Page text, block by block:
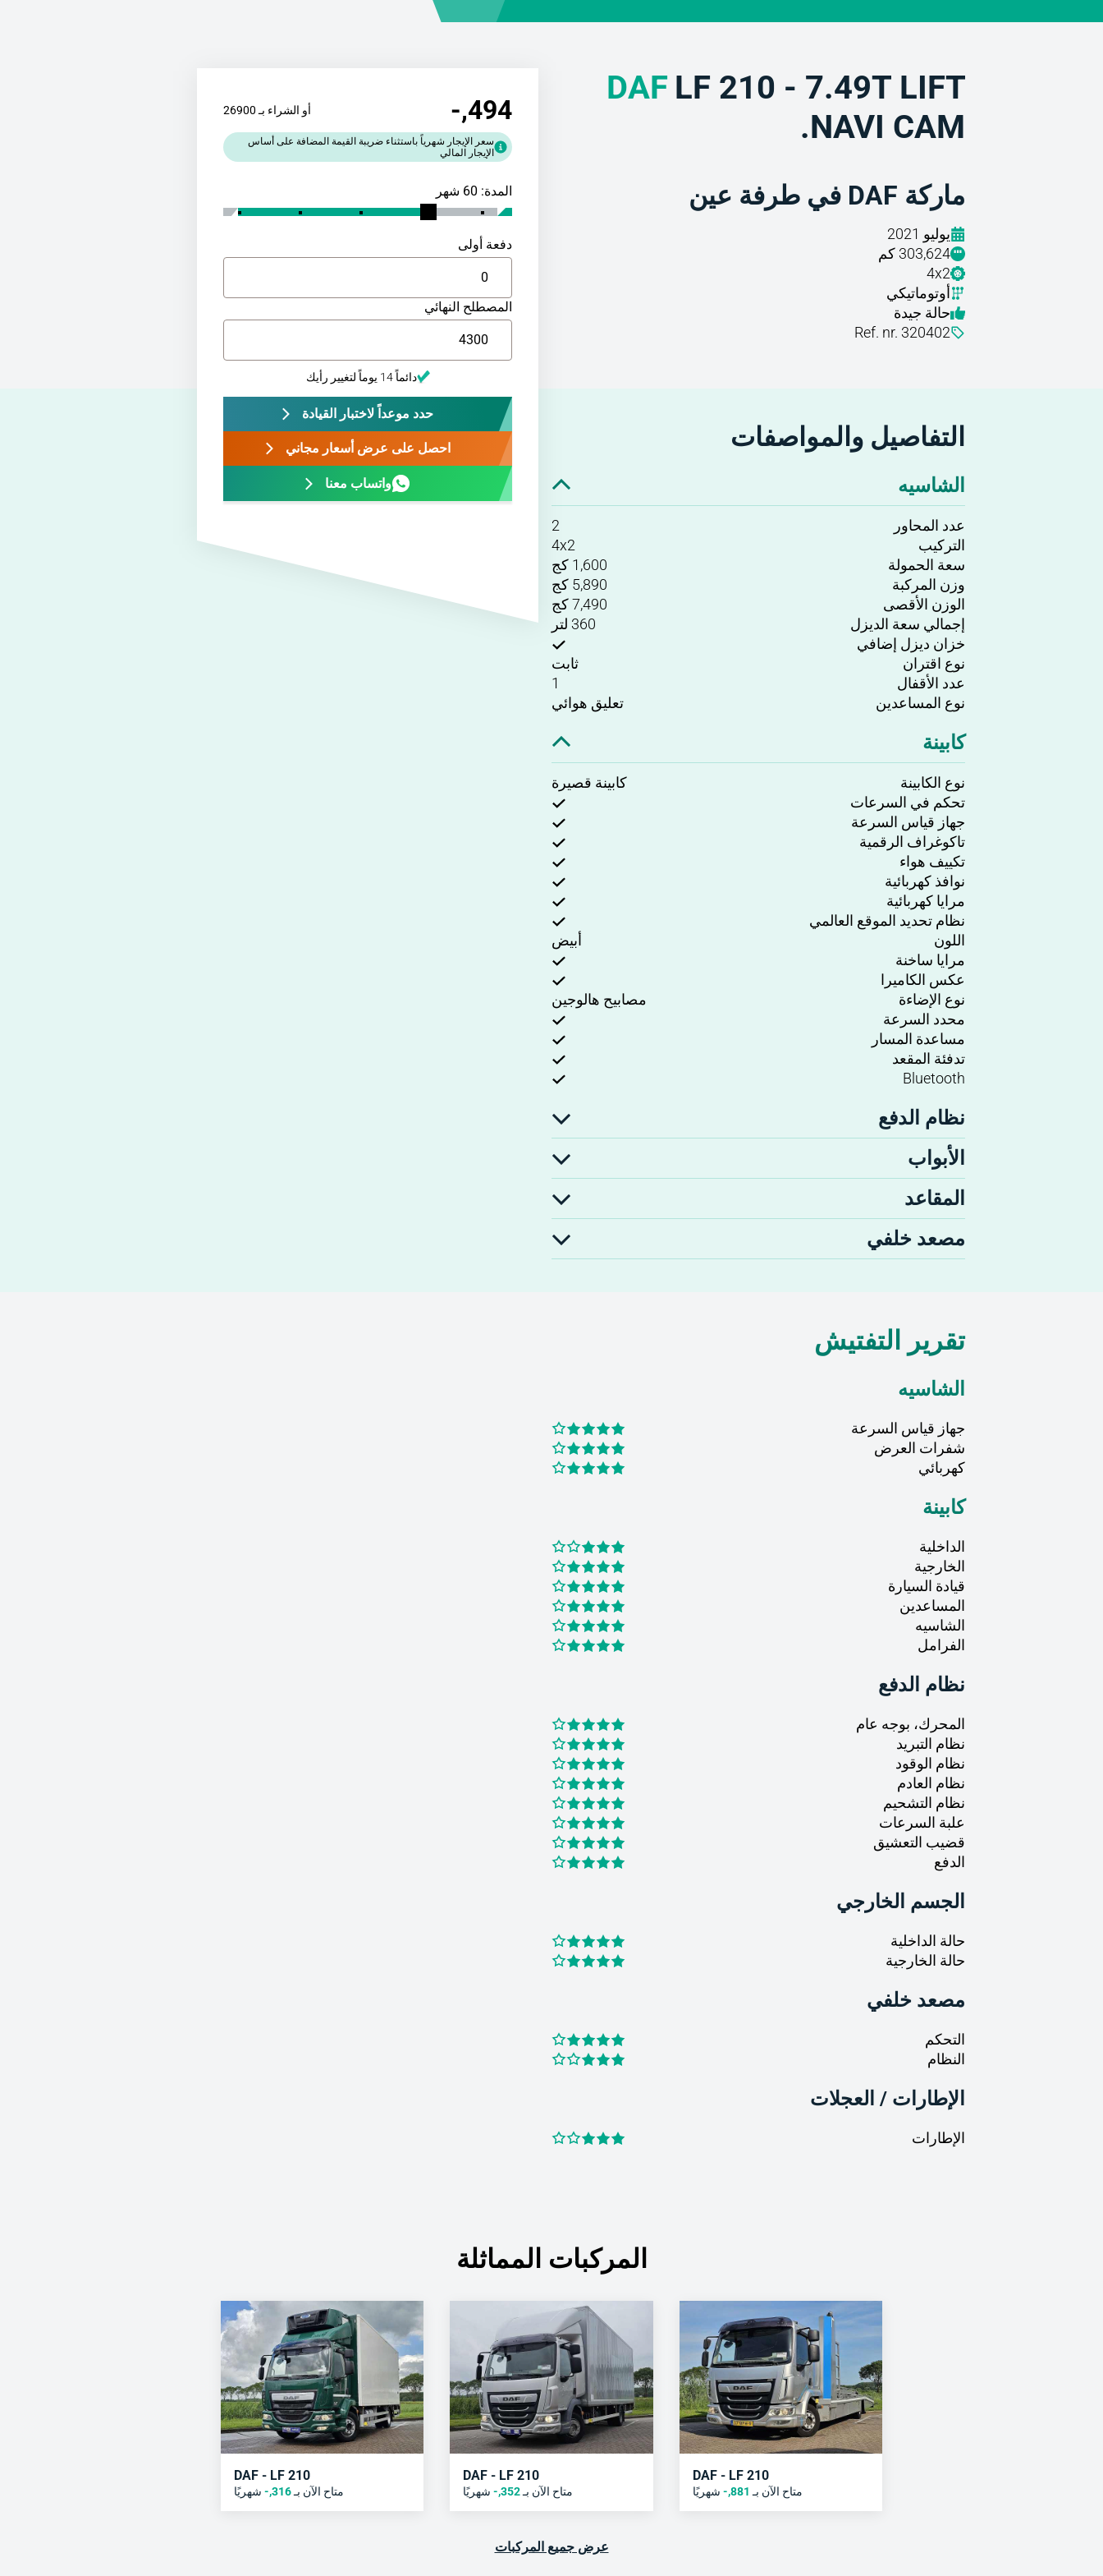
DAF LF 210 - 7.49T LIFT
NAVI CAM.
ماركة DAF في طرفة عين
يوليو 2021
303,624 كم
4x2
أوتوماتيكي
حالة جيدة
Ref. nr. 320402
التفاصيل والمواصفات
الشاسيه
عدد المحاور
2
التركيب
4x2
سعة الحمولة
1,600 كج
وزن المركبة
5,890 كج
الوزن الأقصى
7,490 كج
إجمالي سعة الديزل
360 لتر
خزان ديزل إضافي
نوع اقتران
ثابت
عدد الأقفال
1
نوع المساعدين
تعليق هوائي
كابينة
نوع الكابينة
كابينة قصيرة
تحكم في السرعات
جهاز قياس السرعة
تاكوغراف الرقمية
تكييف هواء
نوافذ كهربائية
مرايا كهربائية
نظام تحديد الموقع العالمي
اللون
أبيض
مرايا ساخنة
عكس الكاميرا
نوع الإضاءة
مصابيح هالوجين
محدد السرعة
مساعدة المسار
تدفئة المقعد
Bluetooth
نظام الدفع
الأبواب
المقاعد
مصعد خلفي
تقرير التفتيش
الشاسيه
جهاز قياس السرعة
شفرات العرض
كهربائي
كابينة
الداخلية
الخارجية
قيادة السيارة
المساعدين
الشاسيه
الفرامل
نظام الدفع
المحرك، بوجه عام
نظام التبريد
نظام الوقود
نظام العادم
نظام التشحيم
علبة السرعات
قضيب التعشيق
الدفع
الجسم الخارجي
حالة الداخلية
حالة الخارجية
مصعد خلفي
التحكم
النظام
الإطارات / العجلات
الإطارات
494
,- أو الشراء بـ 26900
سعر الإيجار شهرياً باستثناء ضريبة القيمة المضافة على أساس
الإيجار المالي
المدة: 60 شهر
دفعة أولى
المصطلح النهائي
دائماً 14 يوماً لتغيير رأيك
حدد موعداً لاختبار القيادة
احصل على عرض أسعار مجاني
واتساب معنا
المركبات المماثلة
DAF - LF 210
متاح الآن بـ 881
,- شهريًا
DAF - LF 210
متاح الآن بـ 352
,- شهريًا
DAF - LF 210
متاح الآن بـ 316
,- شهريًا
عرض جميع المركبات